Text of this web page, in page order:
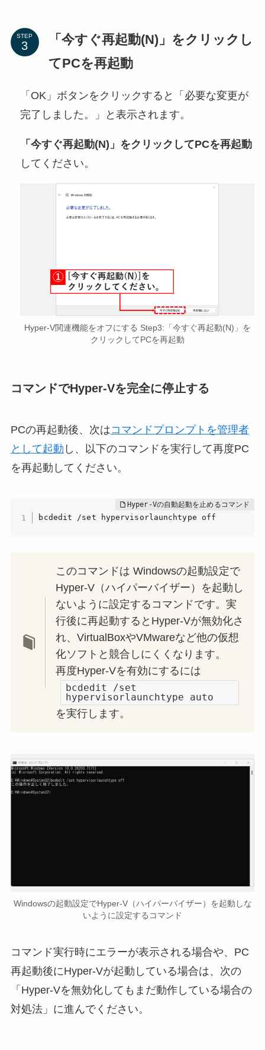
STEP
「今すぐ再起動(N)」をクリックし
てPCを再起動
「OK」ボタンをクリックすると「必要な変更が
完了しました。」と表示されます。
「今すぐ再起動(N)」をクリックしてPCを再起動
してください。
Hyper-V関連機能をオフにする Step3:「今すぐ再起動(N)」を
クリックしてPCを再起動
コマンドでHyper-Vを完全に停止する
PCの再起動後、次はコマンドプロンプトを管理者
として起動 し、以下のコマンドを実行して再度PC
を再起動してください。
bcdedit /set hypervisorlaunchtype off
このコマンドは Windowsの起動設定で
Hyper‑V（ハイパーバイザー）を起動し
ないように設定するコマンドです。実
行後に再起動するとHyper‑Vが無効化さ
れ、VirtualBoxやVMwareなど他の仮想
化ソフトと競合しにくくなります。
再度Hyper‑Vを有効にするには
bcdedit /set
hypervisorlaunchtype auto
を実行します。
Windowsの起動設定でHyper‑V（ハイパーバイザー）を起動しな
いように設定するコマンド
コマンド実行時にエラーが表示される場合や、PC
再起動後にHyper-Vが起動している場合は、次の
「Hyper-Vを無効化してもまだ動作している場合の
対処法」に進んでください。